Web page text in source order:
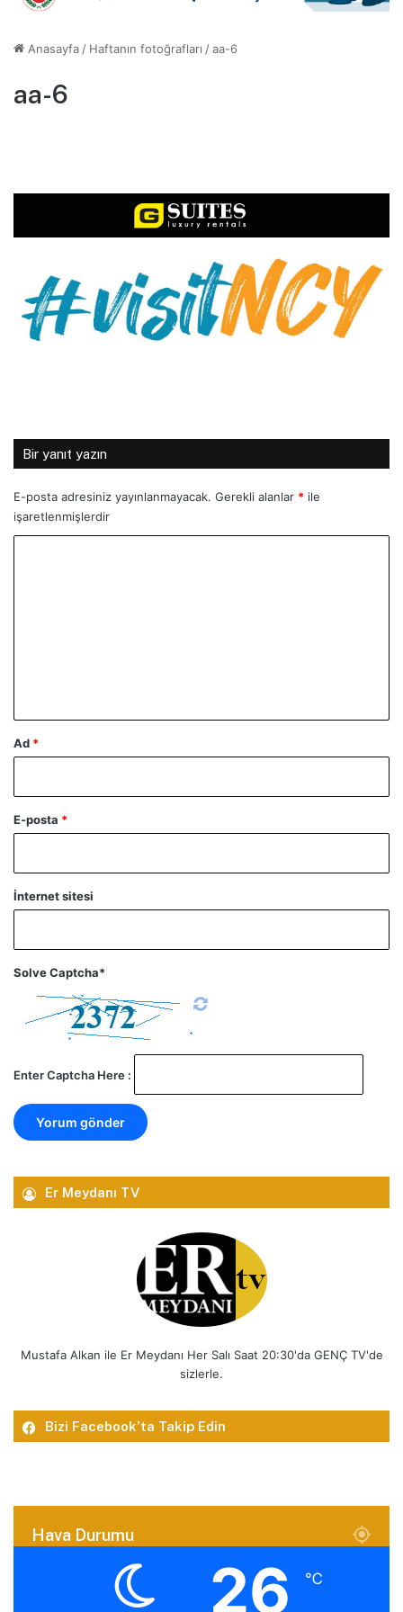
Anasayfa / Haftanın fotoğrafları /aa-6
aa-6
Bir yanıt yazın
E-posta adresiniz yayınlanmayacak. Gerekli alanlar * ile
işaretlenmişlerdir
Ad *
E-posta *
İnternet sitesi
Solve Captcha*
Enter Captcha Here :
Er Meydanı TV
Mustafa Alkan ile Er Meydanı Her Salı Saat 20:30'da GENÇ TV'de
sizlerle.
Bizi Facebook’ta Takip Edin
Hava Durumu
26 ℃